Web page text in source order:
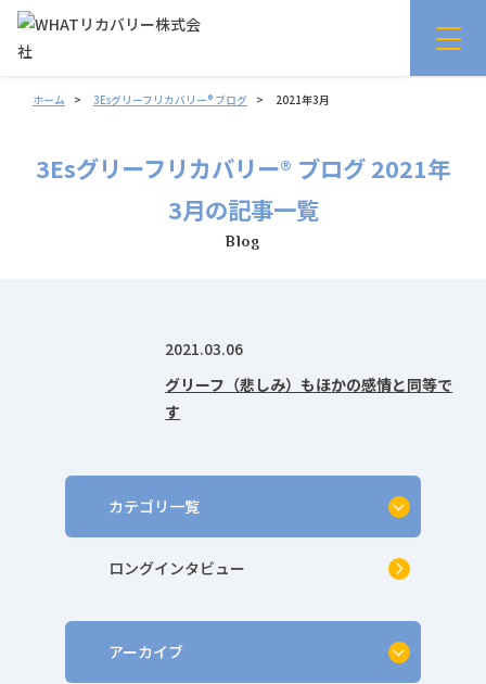
ホーム 3Esグリーフリカバリー® ブログ 2021年3月
3Esグリーフリカバリー® ブログ 2021年
3月の記事一覧
Blog
2021.03.06
グリーフ（悲しみ）もほかの感情と同等で
す
カテゴリ一覧
ロングインタビュー
アーカイブ